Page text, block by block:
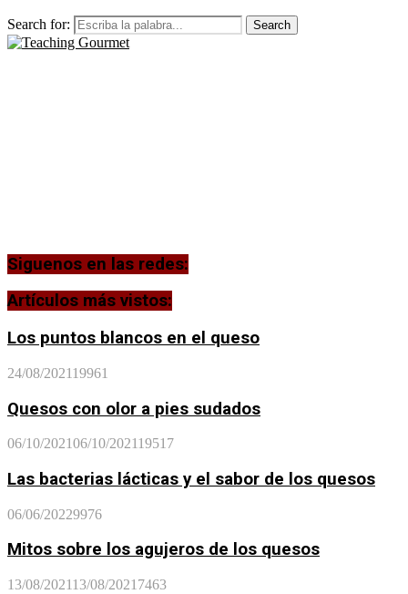
Search for: Search
Siguenos en las redes:
Artículos más vistos:
Los puntos blancos en el queso
24/08/202119961
Quesos con olor a pies sudados
06/10/202106/10/202119517
Las bacterias lácticas y el sabor de los quesos
06/06/20229976
Mitos sobre los agujeros de los quesos
13/08/202113/08/2021 7463